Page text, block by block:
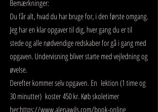
Bemærkninger:
Du får alt, hvad du har bruge for, i den første omgang.
Jeg har en klar opgaver til dig, hver gang du er til
stede og alle nødvendige redskaber for gå i gang med
opgaven. Undervisning bliver starte med vejledning og
øvelse.
Derefter kommer selv opgaven. En lektion (1 time og
30 minutter) koster450 kr. Køb skoletimer
her:https://www.alenawils.com/book-online